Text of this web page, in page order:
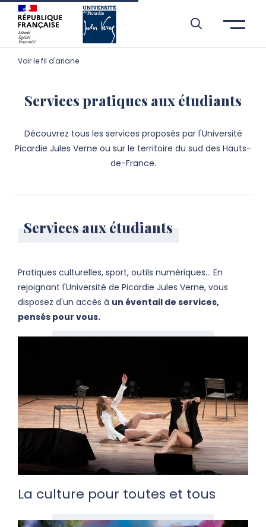
Aller à l’entête de page
Aller au menu principale
Aller au contenu principal
Aller à la recherche
Passer aux cookies
Aller au pied de page
Voir le fil d'ariane
Services pratiques aux étudiants
Découvrez tous les services proposés par l'Université
Picardie Jules Verne ou sur le territoire du sud des Hauts-
de-France.
Services aux étudiants
Pratiques culturelles, sport, outils numériques... En
rejoignant l'Université de Picardie Jules Verne, vous
disposez d'un accès à un éventail de services,
pensés pour vous.
La culture pour toutes et tous